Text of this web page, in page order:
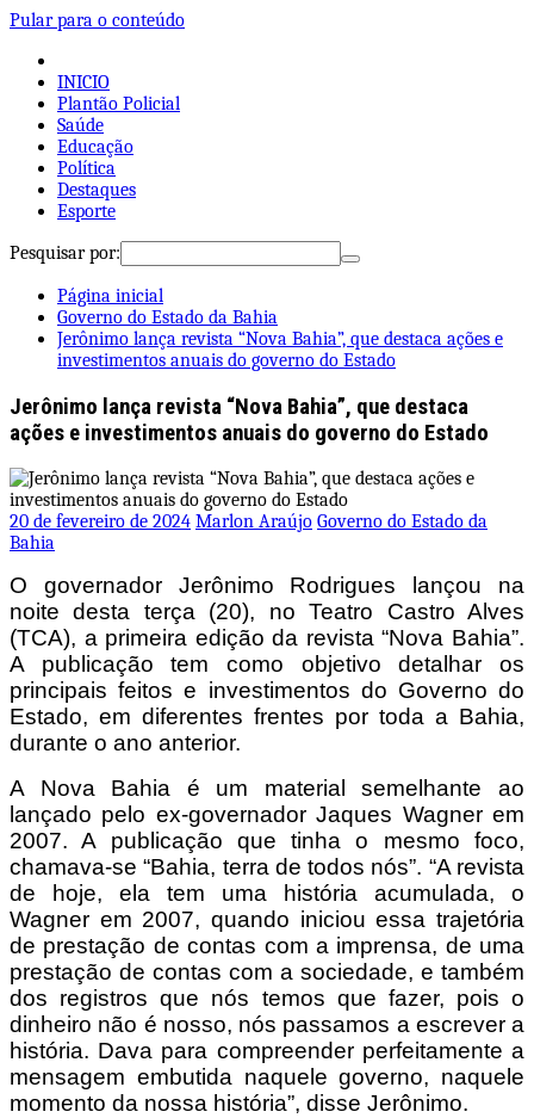
Pular para o conteúdo
INICIO
Plantão Policial
Saúde
Educação
Política
Destaques
Esporte
Pesquisar por:
Página inicial
Governo do Estado da Bahia
Jerônimo lança revista “Nova Bahia”, que destaca ações e
investimentos anuais do governo do Estado
Jerônimo lança revista “Nova Bahia”, que destaca
ações e investimentos anuais do governo do Estado
20 de fevereiro de 2024 Marlon Araújo Governo do Estado da
Bahia
O governador Jerônimo Rodrigues lançou na
noite desta terça (20), no Teatro Castro Alves
(TCA), a primeira edição da revista “Nova Bahia”.
A publicação tem como objetivo detalhar os
principais feitos e investimentos do Governo do
Estado, em diferentes frentes por toda a Bahia,
durante o ano anterior.
A Nova Bahia é um material semelhante ao
lançado pelo ex-governador Jaques Wagner em
2007. A publicação que tinha o mesmo foco,
chamava-se “Bahia, terra de todos nós”. “A revista
de hoje, ela tem uma história acumulada, o
Wagner em 2007, quando iniciou essa trajetória
de prestação de contas com a imprensa, de uma
prestação de contas com a sociedade, e também
dos registros que nós temos que fazer, pois o
dinheiro não é nosso, nós passamos a escrever a
história. Dava para compreender perfeitamente a
mensagem embutida naquele governo, naquele
momento da nossa história”, disse Jerônimo.